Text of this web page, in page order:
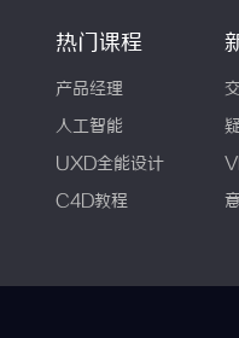
热门课程
产品经理
人工智能
UXD全能设计
C4D教程